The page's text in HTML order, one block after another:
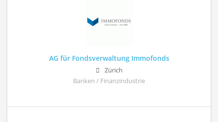
AG für Fondsverwaltung Immofonds
Zürich
Banken / Finanzindustrie